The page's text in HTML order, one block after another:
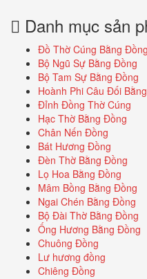
Danh mục sản
Đồ Thờ Cúng Bằng Đồng
Bộ Ngũ Sự Bằng Đồng
Bộ Tam Sự Bằng Đồng
Hoành Phi Câu Đối
Đỉnh Đồng Thờ Cúng
Hạc Thờ Bằng Đồng
Chân Nến Đồng
Bát Hương Đồng
Đèn Thờ Bằng Đồng
Lọ Hoa Bằng Đồng
Mâm Bồng Bằng Đồng
Ngai Chén Bằng Đồng
Bộ Đài Thờ Bằng Đồng
Ống Hương Bằng Đồng
Chuông Đồng
Lư hương đồng
Chiêng Đồng